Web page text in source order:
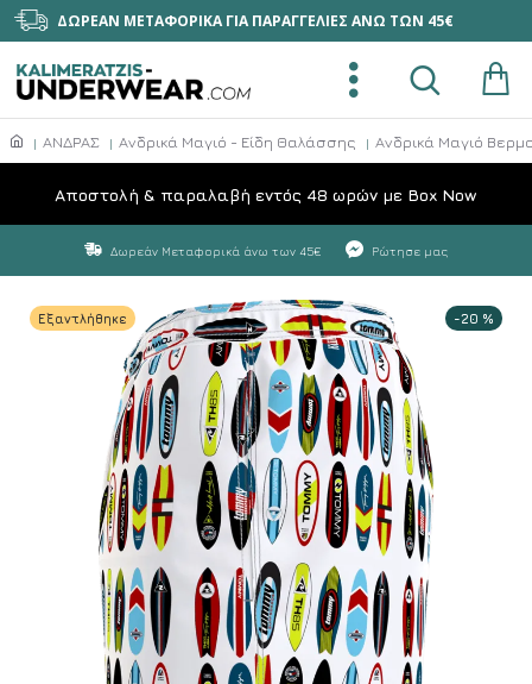
ΔΩΡΕΑΝ ΜΕΤΑΦΟΡΙΚΑ ΓΙΑ ΠΑΡΑΓΓΕΛΙΕΣ ΑΝΩ ΤΩΝ 45€
ΑΝΔΡΑΣ Ανδρικά Μαγιό - Είδη Θαλάσσης Ανδρικά Μαγιό
Aποστολή & παραλαβή εντός 48 ωρών με Box Now
Δωρεάν Μεταφορικά άνω των 45€ Ρώτησε μας
-20 %
Εξαντλήθηκε